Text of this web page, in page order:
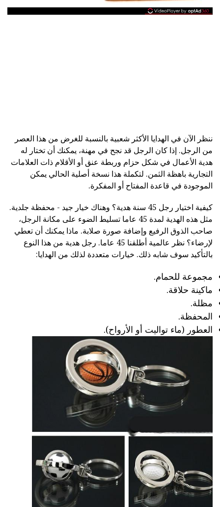
ننظر الآن في الهدايا الأكثر شعبية بالنسبة للغرض من هذا العصر
من الرجل. إذا كان الرجل قد نجح في مهنة، يمكنك أن تختار له
هدية الأعمال في شكل حزام وربطة عنق أو الأقلام ذات العلامات
التجارية باهظة الثمن. لتكملة هذا نسخة أصلية الحالي يمكن
الموجودة في قاعدة المفتاح أو المفكرة.
كيفية اختيار رجل 45 سنة هدية؟ وهناك خيار جيد - محفظة جلدية.
مثل هذه الهدية لمدة 45 عاما تسليط الضوء على مكانة الرجل،
صاحب الذوق الرفيع وإضافة صورة صلابة. ماذا يمكنك أن تعطي
لإرضاء؟ نظر عالمية أطلقنا 45 عاما. رجل هدية من هذا النوع
بالتأكيد سوف شابه ذلك. خيارات متعددة لذلك من الهدايا:
مجموعة للحمام.
ماكينة حلاقة.
مظلة.
المحفظة.
العطور (ماء تواليت أو الأرواح).